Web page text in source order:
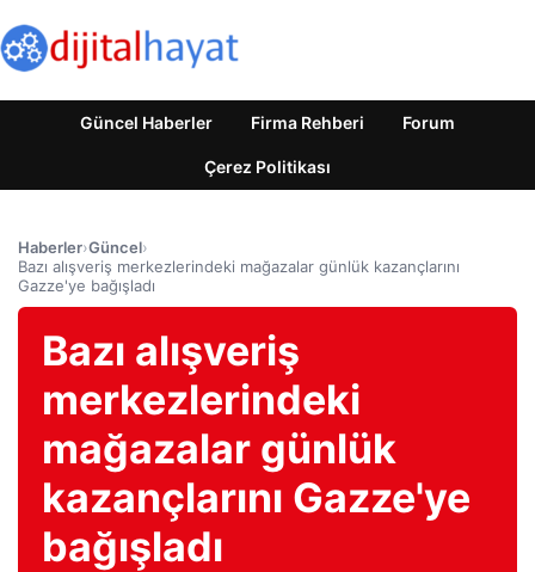
Güncel Haberler Firma Rehberi Forum
Çerez Politikası
Haberler›Güncel›
Bazı alışveriş merkezlerindeki mağazalar günlük kazançlarını
Gazze'ye bağışladı
Bazı alışveriş
merkezlerindeki
mağazalar günlük
kazançlarını Gazze'ye
bağışladı